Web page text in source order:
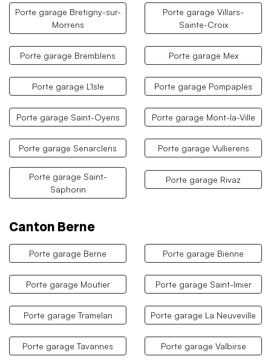
Porte garage Bretigny-sur-
Morrens
Porte garage Villars-
Sainte-Croix
Porte garage Bremblens Porte garage Mex
Porte garage L'Isle Porte garage Pompaples
Porte garage Saint-Oyens Porte garage Mont-la-Ville
Porte garage Senarclens Porte garage Vullierens
Porte garage Saint-
Saphorin
Porte garage Rivaz
Canton Berne
Porte garage Berne Porte garage Bienne
Porte garage Moutier Porte garage Saint-Imier
Porte garage Tramelan Porte garage La Neuveville
Porte garage Tavannes Porte garage Valbirse